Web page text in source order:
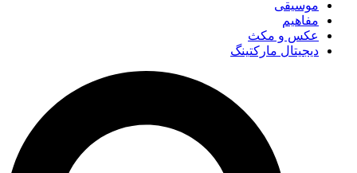
موسیقی
مفاهیم
عکس و مکث
دیجیتال مارکتینگ